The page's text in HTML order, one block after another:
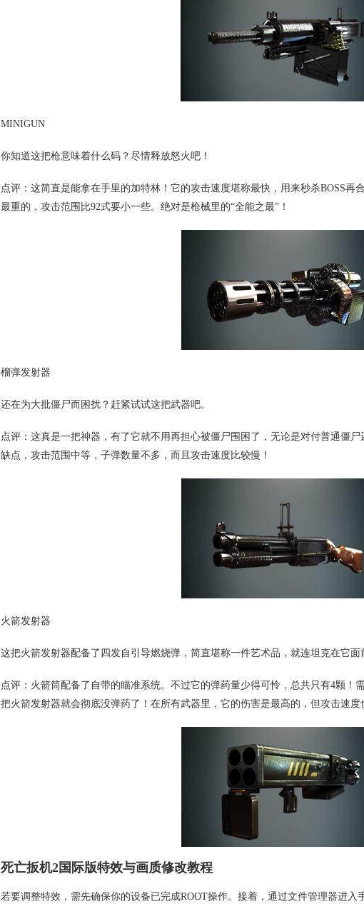
MINIGUN
你知道这把枪意味着什么码？尽情释放怒火吧！
点评：这简直是能拿在手里的加特林！它的攻击速度堪称最快，用来秒杀BOSS再
最重的，攻击范围比92式要小一些。绝对是枪械里的“全能之最”！
榴弹发射器
还在为大批僵尸而困扰？赶紧试试这把武器吧。
点评：这真是一把神器，有了它就不用再担心被僵尸围困了，无论是对付普通僵
缺点，攻击范围中等，子弹数量不多，而且攻击速度比较慢！
火箭发射器
这把火箭发射器配备了四发自引导燃烧弹，简直堪称一件艺术品，就连坦克在它面
点评：火箭筒配备了自带的瞄准系统。不过它的弹药量少得可怜，总共只有4颗！
把火箭发射器就会彻底没弹药了！在所有武器里，它的伤害是最高的，但攻击速度
死亡扳机2国际版特效与画质修改教程
若要调整特效，需先确保你的设备已完成ROOT操作。接着，通过文件管理器进入